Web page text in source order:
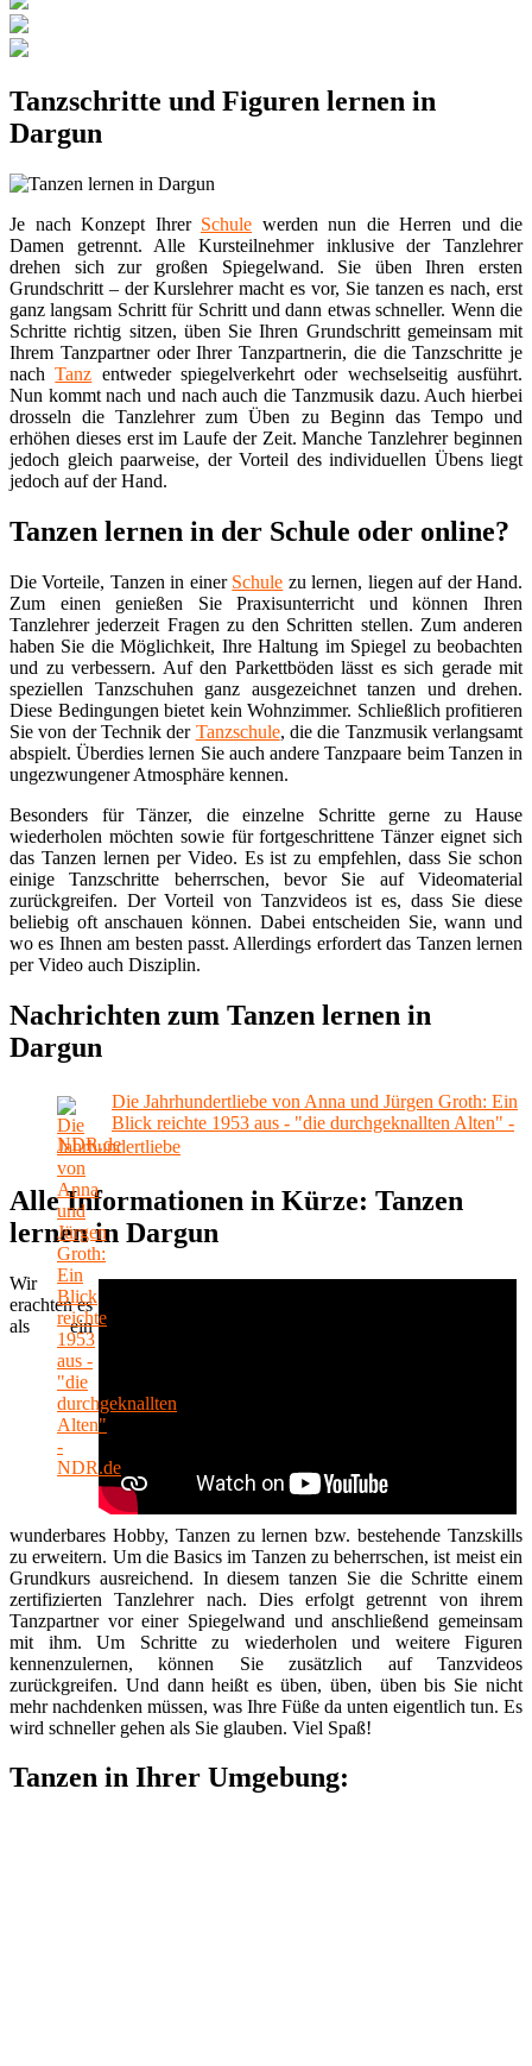
Tanzschritte und Figuren lernen in
Dargun
Je nach Konzept Ihrer Schule werden nun die Herren und die
Damen getrennt. Alle Kursteilnehmer inklusive der Tanzlehrer
drehen sich zur großen Spiegelwand. Sie üben Ihren ersten
Grundschritt – der Kurslehrer macht es vor, Sie tanzen es nach, erst
ganz langsam Schritt für Schritt und dann etwas schneller. Wenn die
Schritte richtig sitzen, üben Sie Ihren Grundschritt gemeinsam mit
Ihrem Tanzpartner oder Ihrer Tanzpartnerin, die die Tanzschritte je
nachTanz entweder spiegelverkehrt oder wechselseitig ausführt.
Nun kommt nach und nach auch die Tanzmusik dazu. Auch hierbei
drosseln die Tanzlehrer zum Üben zu Beginn das Tempo und
erhöhen dieses erst im Laufe der Zeit. Manche Tanzlehrer beginnen
jedoch gleich paarweise, der Vorteil des individuellen Übens liegt
jedoch auf der Hand.
Tanzen lernen in der Schule oder online?
Die Vorteile, Tanzen in einer Schule zu lernen, liegen auf der Hand.
Zum einen genießen Sie Praxisunterricht und können Ihren
Tanzlehrer jederzeit Fragen zu den Schritten stellen. Zum anderen
haben Sie die Möglichkeit, Ihre Haltung im Spiegel zu beobachten
und zu verbessern. Auf den Parkettböden lässt es sich gerade mit
speziellen Tanzschuhen ganz ausgezeichnet tanzen und drehen.
Diese Bedingungen bietet kein Wohnzimmer. Schließlich profitieren
Sie von der Technik der Tanzschule, die die Tanzmusik verlangsamt
abspielt. Überdies lernen Sie auch andere Tanzpaare beim Tanzen in
ungezwungener Atmosphäre kennen.
Besonders für Tänzer, die einzelne Schritte gerne zu Hause
wiederholen möchten sowie für fortgeschrittene Tänzer eignet sich
das Tanzen lernen per Video. Es ist zu empfehlen, dass Sie schon
einige Tanzschritte beherrschen, bevor Sie auf Videomaterial
zurückgreifen. Der Vorteil von Tanzvideos ist es, dass Sie diese
beliebig oft anschauen können. Dabei entscheiden Sie, wann und
wo es Ihnen am besten passt. Allerdings erfordert das Tanzen lernen
per Video auch Disziplin.
Nachrichten zum Tanzen lernen in
Dargun
Die Jahrhundertliebe von Anna und Jürgen Groth: Ein
Blick reichte 1953 aus - "die durchgeknallten Alten" -
NDR.de
Alle Informationen in Kürze: Tanzen
lernen in Dargun
Wir
erachten es
als ein
wunderbares Hobby, Tanzen zu lernen bzw. bestehende Tanzskills
zu erweitern. Um die Basics im Tanzen zu beherrschen, ist meist ein
Grundkurs ausreichend. In diesem tanzen Sie die Schritte einem
zertifizierten Tanzlehrer nach. Dies erfolgt getrennt von ihrem
Tanzpartner vor einer Spiegelwand und anschließend gemeinsam
mit ihm. Um Schritte zu wiederholen und weitere Figuren
kennenzulernen, können Sie zusätzlich auf Tanzvideos
zurückgreifen. Und dann heißt es üben, üben, üben bis Sie nicht
mehr nachdenken müssen, was Ihre Füße da unten eigentlich tun. Es
wird schneller gehen als Sie glauben. Viel Spaß!
Tanzen in Ihrer Umgebung: